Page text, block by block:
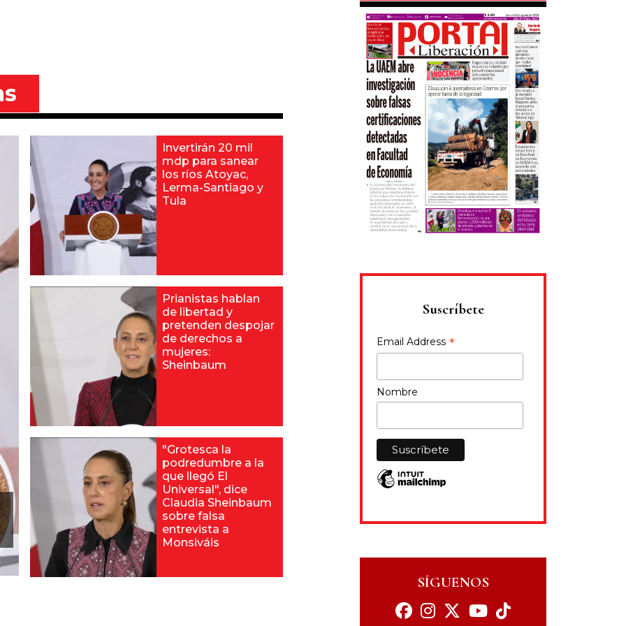
Invertirán 20 mil
mdp para sanear
los ríos Atoyac,
Lerma-Santiago y
Tula
Prianistas hablan
de libertad y
pretenden despojar
de derechos a
mujeres:
Sheinbaum
"Grotesca la
podredumbre a la
que llegó El
Universal", dice
Claudia Sheinbaum
sobre falsa
entrevista a
Monsiváis
Suscríbete
Email Address *
Nombre
SÍGUENOS